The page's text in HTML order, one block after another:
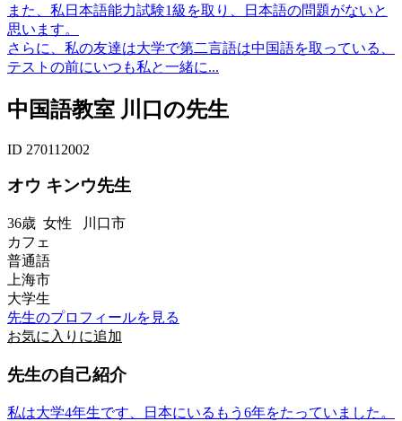
また、私日本語能力試験1級を取り、日本語の問題がないと
思います。
さらに、私の友達は大学で第二言語は中国語を取っている、
テストの前にいつも私と一緒に...
中国語教室 川口の先生
ID 270112002
オウ キンウ先生
36歳 女性 川口市
カフェ
普通語
上海市
大学生
先生のプロフィールを見る
お気に入りに追加
先生の自己紹介
私は大学4年生です、日本にいるもう6年をたっていました。